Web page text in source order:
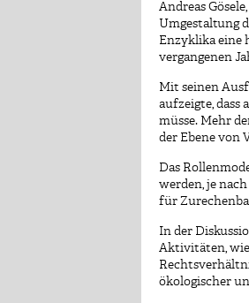
Andreas
Umgestaltung
Enzyklika eine
vergangenen
Mit seinen
aufzeigte, dass
müsse. Mehr
der Ebene von
Das
werden, je
für
In der
Aktivitäten, wie
ökologischer